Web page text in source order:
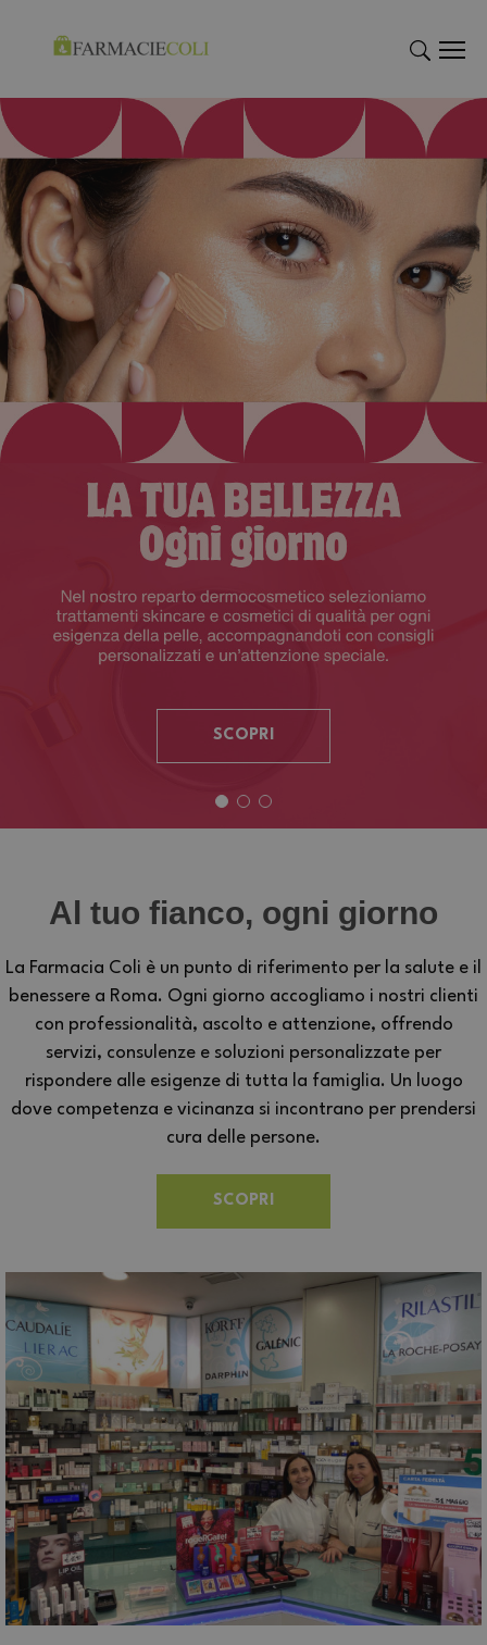
"Cerca
SCOPRI
Al tuo fianco, ogni giorno
La Farmacia Coli è un punto di riferimento per la salute e il
benessere a Roma. Ogni giorno accogliamo i nostri clienti
con professionalità, ascolto e attenzione, offrendo
servizi, consulenze e soluzioni personalizzate per
rispondere alle esigenze di tutta la famiglia. Un luogo
dove competenza e vicinanza si incontrano per prendersi
cura delle persone.
SCOPRI